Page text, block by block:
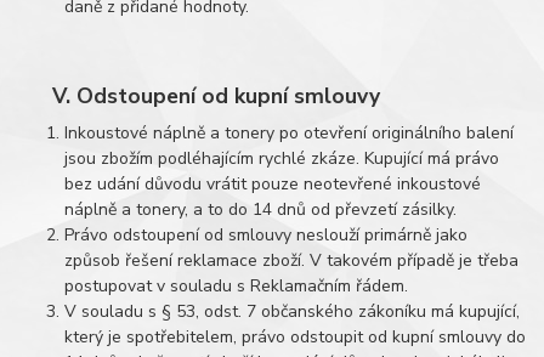
daně z přidané hodnoty.
V. Odstoupení od kupní smlouvy
Inkoustové náplně a tonery po otevření originálního balení
jsou zbožím podléhajícím rychlé zkáze. Kupující má právo
bez udání důvodu vrátit pouze neotevřené inkoustové
náplně a tonery, a to do 14 dnů od převzetí zásilky.
Právo odstoupení od smlouvy neslouží primárně jako
způsob řešení reklamace zboží. V takovém případě je třeba
postupovat v souladu s Reklamačním řádem.
V souladu s § 53, odst. 7 občanského zákoníku má kupující,
který je spotřebitelem, právo odstoupit od kupní smlouvy do